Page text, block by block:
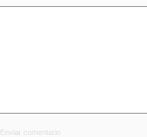
Enviar comentario